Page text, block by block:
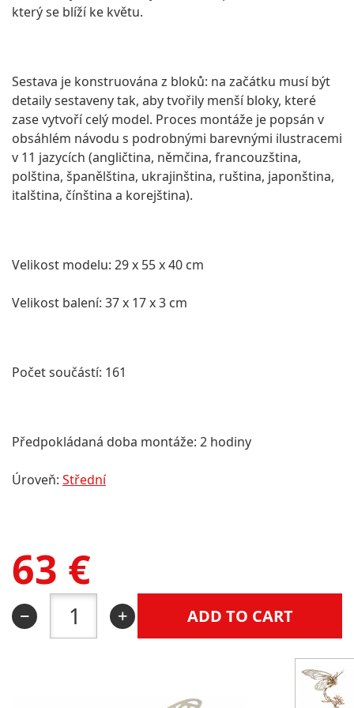
který se blíží ke květu.
Sestava je konstruována z bloků: na začátku musí být
detaily sestaveny tak, aby tvořily menší bloky, které
zase vytvoří celý model. Proces montáže je popsán v
obsáhlém návodu s podrobnými barevnými ilustracemi
v 11 jazycích (angličtina, němčina, francouzština,
polština, španělština, ukrajinština, ruština, japonština,
italština, čínština a korejština).
Velikost modelu: 29 x 55 x 40 cm
Velikost balení: 37 x 17 x 3 cm
Počet součástí: 161
Předpokládaná doba montáže: 2 hodiny
Úroveň: Střední
63 €
ADD TO CART